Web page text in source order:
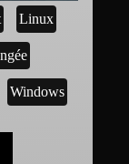
Linux
Windows